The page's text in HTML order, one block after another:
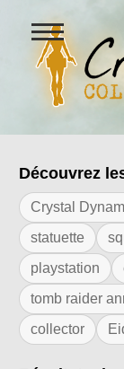
Ouvrir
le
menu
Résultats
Découvrez
Crystal
statuette
playstation
tomb raider
collector